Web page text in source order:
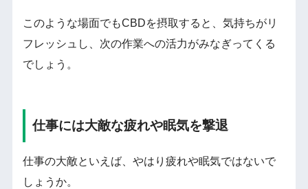
このような場面でもCBDを摂取すると、気持ちがリ
フレッシュし、次の作業への活力がみなぎってくる
でしょう。
仕事には大敵な疲れや眠気を撃退
仕事の大敵といえば、やはり疲れや眠気ではないで
しょうか。